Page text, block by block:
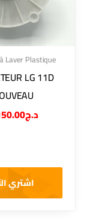
Laver Plastique
LG 11D
د.ج
اشتري